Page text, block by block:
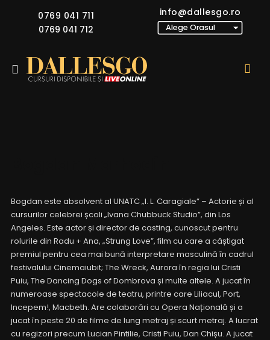
0769 041 711
0769 041 712
info@dallesgo.ro
Bogdan este absolvent al UNATC „I. L. Caragiale” – Actorie și al
cursurilor celebrei școli „Ivana Chubbuck Studio”, din Los
Angeles. Este actor și director de casting, cunoscut pentru
rolurile din Radu + Ana, „Strung Love”, film cu care a câștigat
premiul pentru cea mai bună interpretare masculină în cadrul
festivalului Cinemaiubit; The Wreck, Aurora în regia lui Cristi
Puiu, The Dancing Dogs of Dombrova și multe altele. A jucat în
numeroase spectacole de teatru, printre care Liliacul, Port,
Incepem!, Macbeth. Are colaborări cu Opera Națională și a
jucat în peste 20 de filme de lung metraj și scurt metraj. A lucrat
cu regizori precum Lucian Pintilie, Cristi Puiu, Dan Chișu. A jucat